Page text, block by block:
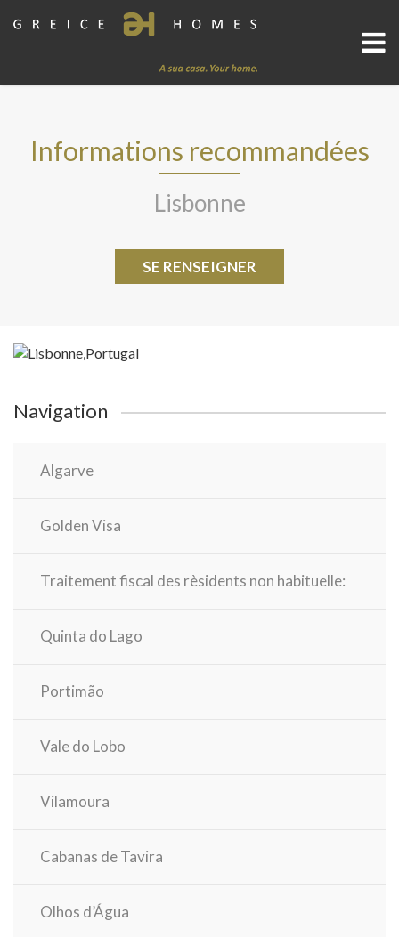
Informations recommandées
Lisbonne
SE RENSEIGNER
Navigation
Algarve
Golden Visa
Traitement fiscal des rèsidents non habituelle:
Quinta do Lago
Portimão
Vale do Lobo
Vilamoura
Cabanas de Tavira
Olhos d’Água